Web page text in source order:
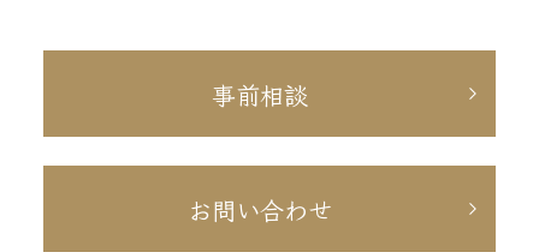
事前相談
お問い合わせ